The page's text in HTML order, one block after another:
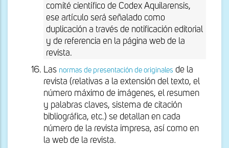
comité científico de Codex Aquilarensis,
ese artículo será señalado como
duplicación a través de notificación editorial
y de referencia en la página web de la
revista.
Las normas de presentación de originales de la
revista (relativas a la extensión del texto, el
número máximo de imágenes, el resumen
y palabras claves, sistema de citación
bibliográfica, etc.) se detallan en cada
número de la revista impresa, así como en
la web de la revista.